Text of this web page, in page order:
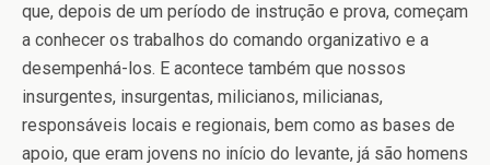
que, depois de um período de instrução e prova, começam
a conhecer os trabalhos do comando organizativo e a
desempenhá-los. E acontece também que nossos
insurgentes, insurgentas, milicianos, milicianas,
responsáveis locais e regionais, bem como as bases de
apoio, que eram jovens no início do levante, já são homens